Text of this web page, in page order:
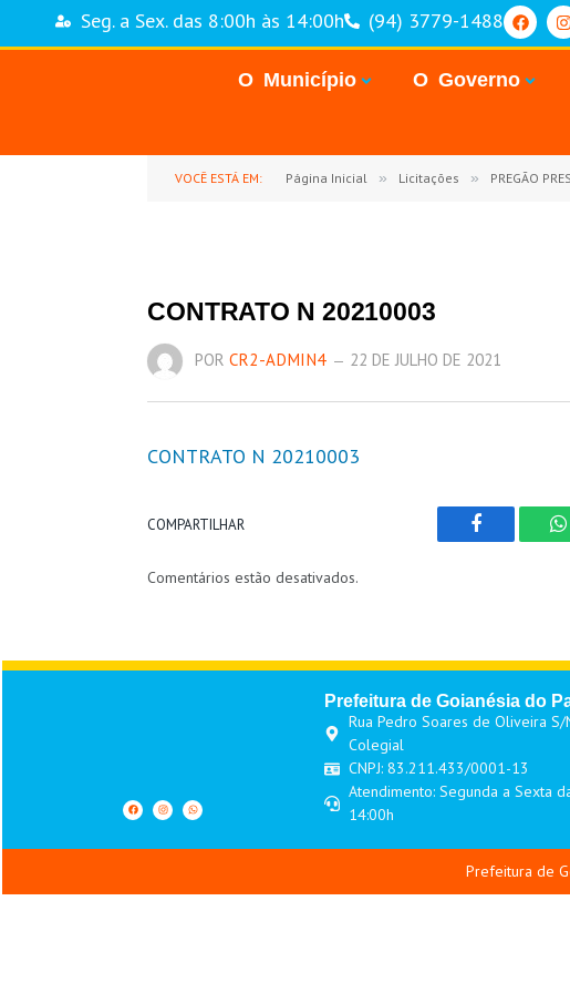
Seg. a Sex. das 8:00h às 14:00h (94) 3779-1488
O Município O Governo
VOCÊ ESTÁ EM: Página Inicial » Licitações » PREGÃO PRESENCIAL
CONTRATO N 20210003
POR CR2-ADMIN4 22 DE JULHO DE 2021
CONTRATO N 20210003
COMPARTILHAR
Facebook
Comentários estão desativados.
Prefeitura de Goianésia do
Rua Pedro Soares de Oliveira S/
Colegial
CNPJ: 83.211.433/0001-13
Atendimento: Segunda a Sexta
14:00h
Prefeitura de